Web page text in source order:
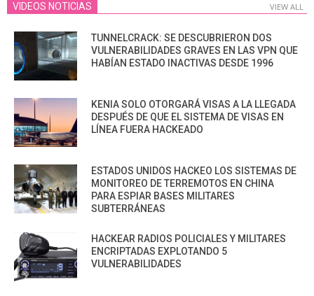
VIDEOS NOTICIAS VIEW ALL
TUNNELCRACK: SE DESCUBRIERON DOS
VULNERABILIDADES GRAVES EN LAS VPN QUE
HABÍAN ESTADO INACTIVAS DESDE 1996
KENIA SOLO OTORGARÁ VISAS A LA LLEGADA
DESPUÉS DE QUE EL SISTEMA DE VISAS EN
LÍNEA FUERA HACKEADO
ESTADOS UNIDOS HACKEO LOS SISTEMAS DE
MONITOREO DE TERREMOTOS EN CHINA
PARA ESPIAR BASES MILITARES
SUBTERRÁNEAS
HACKEAR RADIOS POLICIALES Y MILITARES
ENCRIPTADAS EXPLOTANDO 5
VULNERABILIDADES